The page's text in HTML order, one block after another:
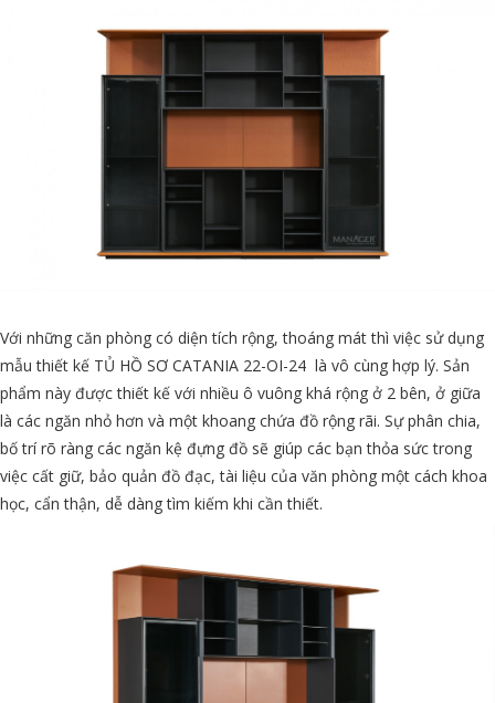
Với những căn phòng có diện tích rộng, thoáng mát thì việc sử dụng
mẫu thiết kế TỦ HỒ SƠ CATANIA 22-OI-24 là vô cùng hợp lý. Sản
phẩm này được thiết kế với nhiều ô vuông khá rộng ở 2 bên, ở giữa
là các ngăn nhỏ hơn và một khoang chứa đồ rộng rãi. Sự phân chia,
bố trí rõ ràng các ngăn kệ đựng đồ sẽ giúp các bạn thỏa sức trong
việc cất giữ, bảo quản đồ đạc, tài liệu của văn phòng một cách khoa
học, cẩn thận, dễ dàng tìm kiếm khi cần thiết.